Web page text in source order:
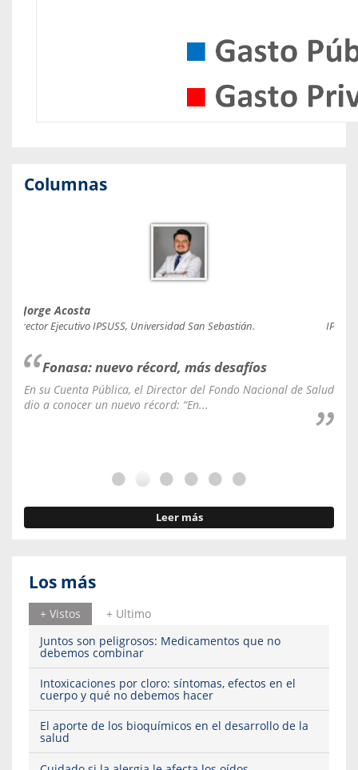
Columnas
Jorge Acosta
Director Ejecutivo IPSUSS, Universidad San Sebastián.
Fonasa: nuevo récord, más desafíos
En su Cuenta Pública, el Director del Fondo Nacional de Salud
dio a conocer un nuevo récord: “En...
Leer más
Los más
+ Vistos
+ Ultimo
Juntos son peligrosos: Medicamentos que no
debemos combinar
Intoxicaciones por cloro: síntomas, efectos en el
cuerpo y qué no debemos hacer
El aporte de los bioquímicos en el desarrollo de la
salud